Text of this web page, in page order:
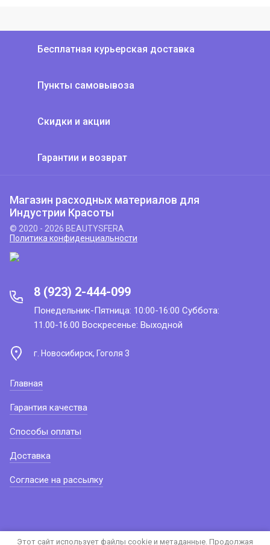
Бесплатная курьерская доставка
Пункты самовывоза
Скидки и акции
Гарантии и возврат
Магазин расходных материалов для
Индустрии Красоты
© 2020 - 2026 BEAUTYSFERA
Политика конфиденциальности
8 (923) 2-444-099
Понедельник-Пятница: 10:00-16:00 Суббота:
11.00-16.00 Воскресенье: Выходной
г. Новосибирск, Гоголя 3
Главная
Гарантия качества
Способы оплаты
Доставка
Согласие на рассылку
Этот сайт использует файлы cookie и метаданные. Продолжая